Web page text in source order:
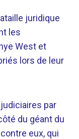
juridique
les
West et
lors de leur
par
du géant du
eux, qui